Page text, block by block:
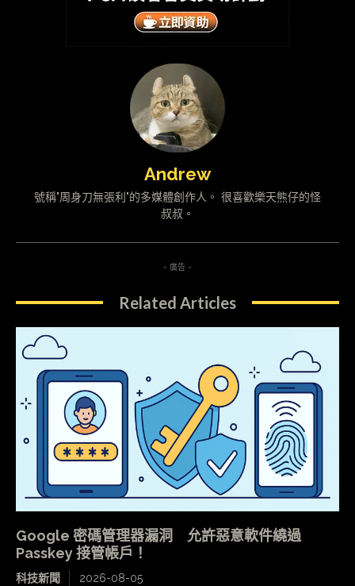
Andrew
號稱"周身刀無張利"的多媒體創作人。 很喜歡樂天熊仔的怪
叔叔。
- 廣告 -
Related Articles
Google 密碼管理器漏洞 允許惡意軟件繞過
Passkey 接管帳戶！
科技新聞 2026-08-05